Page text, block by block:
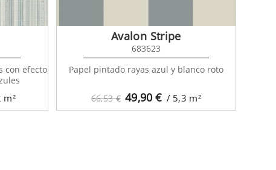
m²
con efecto
66,53 € 49,90€ / 5,3 m²
Avalon Stripe
683623
Papel pintado rayas azul y blanco roto